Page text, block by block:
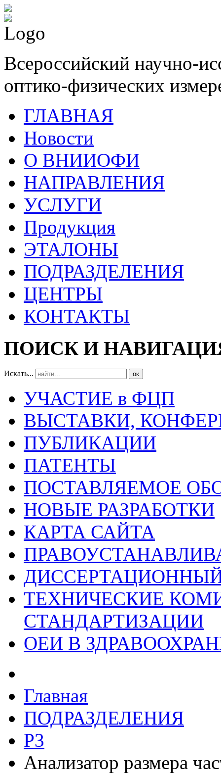
Всероссийский научно-
оптико-физических
ГЛАВНАЯ
Новости
О ВНИИОФИ
НАПРАВЛЕНИЯ
УСЛУГИ
Продукция
ЭТАЛОНЫ
ПОДРАЗДЕЛЕНИЯ
ЦЕНТРЫ
КОНТАКТЫ
ПОИСК И
Искать... ок
УЧАСТИЕ в ФЦП
ВЫСТАВКИ,
ПУБЛИКАЦИИ
ПАТЕНТЫ
ПОСТАВЛЯЕМОЕ
НОВЫЕ РАЗРАБОТКИ
КАРТА САЙТА
ТЕХНИЧЕСКИЕ
СТАНДАРТИЗАЦИИ
ОЕИ В
Главная
ПОДРАЗДЕЛЕНИЯ
Р3
Анализатор размера